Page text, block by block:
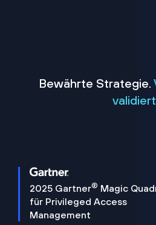
Bewährte Strategie.
2025 Gartner® Magic
für Privileged Access
Management